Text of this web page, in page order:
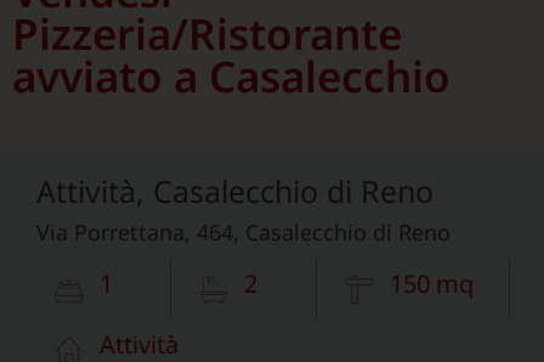
Pizzeria/Ristorante
avviato a Casalecchio
Attività, Casalecchio di Reno
Via Porrettana, 464, Casalecchio di Reno
1 2
150 mq
Attività